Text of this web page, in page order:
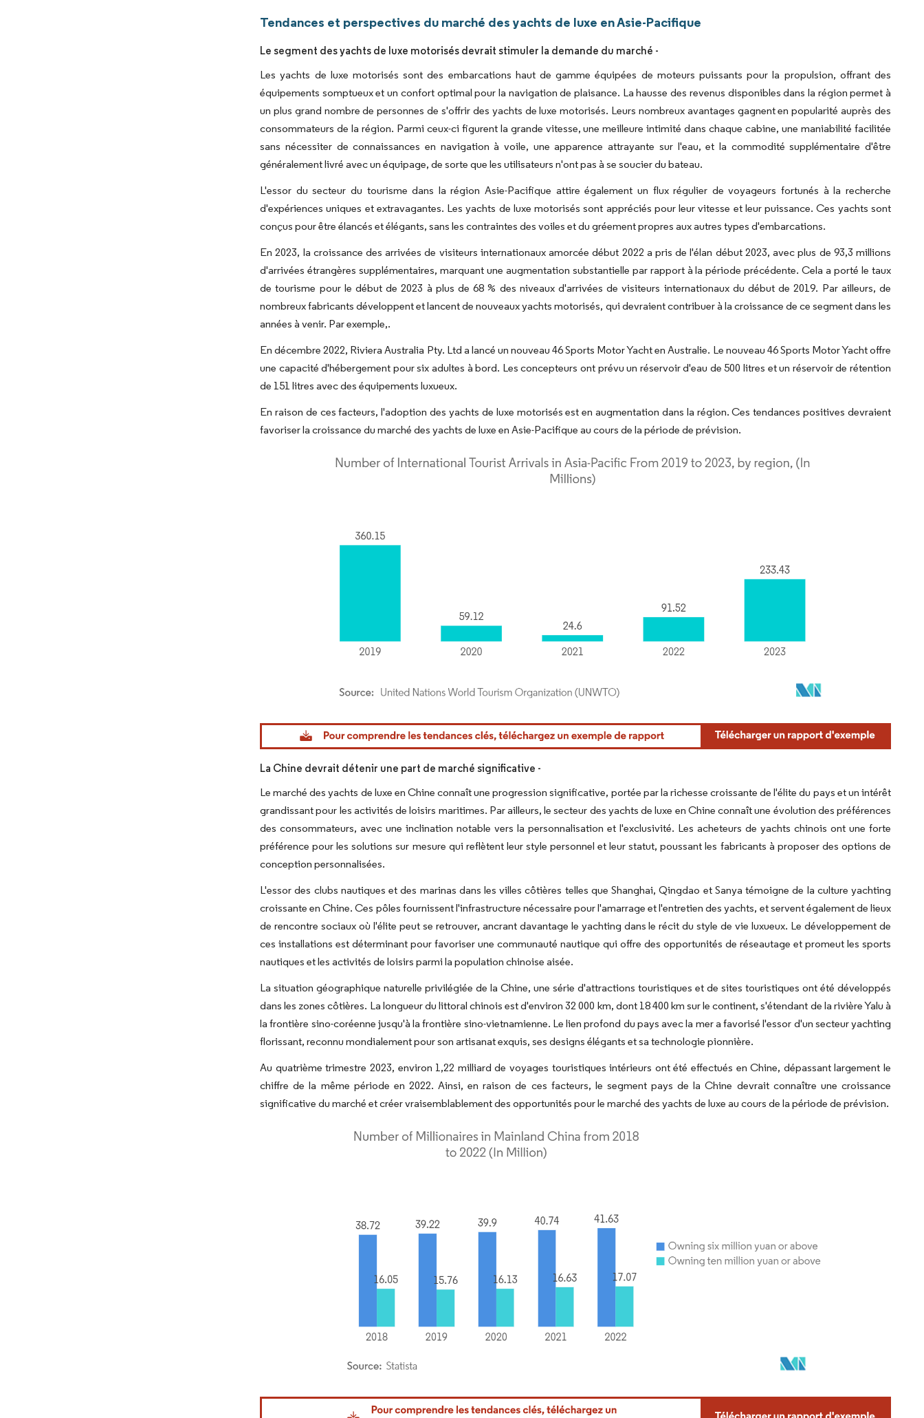
Tendances et perspectives du marché des yachts de luxe en Asie-Pacifique
Le segment des yachts de luxe motorisés devrait stimuler la demande du marché -
Les yachts de luxe motorisés sont des embarcations haut de gamme équipées de moteurs puissants pour la propulsion, offrant des
équipements somptueux et un confort optimal pour la navigation de plaisance. La hausse des revenus disponibles dans la région permet à
un plus grand nombre de personnes de s'offrir des yachts de luxe motorisés. Leurs nombreux avantages gagnent en popularité auprès des
consommateurs de la région. Parmi ceux-ci figurent la grande vitesse, une meilleure intimité dans chaque cabine, une maniabilité facilitée
sans nécessiter de connaissances en navigation à voile, une apparence attrayante sur l'eau, et la commodité supplémentaire d'être
généralement livré avec un équipage, de sorte que les utilisateurs n'ont pas à se soucier du bateau.
L'essor du secteur du tourisme dans la région Asie-Pacifique attire également un flux régulier de voyageurs fortunés à la recherche
d'expériences uniques et extravagantes. Les yachts de luxe motorisés sont appréciés pour leur vitesse et leur puissance. Ces yachts sont
conçus pour être élancés et élégants, sans les contraintes des voiles et du gréement propres aux autres types d'embarcations.
En 2023, la croissance des arrivées de visiteurs internationaux amorcée début 2022 a pris de l'élan début 2023, avec plus de 93,3 millions
d'arrivées étrangères supplémentaires, marquant une augmentation substantielle par rapport à la période précédente. Cela a porté le taux
de tourisme pour le début de 2023 à plus de 68 % des niveaux d'arrivées de visiteurs internationaux du début de 2019. Par ailleurs, de
nombreux fabricants développent et lancent de nouveaux yachts motorisés, qui devraient contribuer à la croissance de ce segment dans les
années à venir. Par exemple,.
En décembre 2022, Riviera Australia Pty. Ltd a lancé un nouveau 46 Sports Motor Yacht en Australie. Le nouveau 46 Sports Motor Yacht offre
une capacité d'hébergement pour six adultes à bord. Les concepteurs ont prévu un réservoir d'eau de 500 litres et un réservoir de rétention
de 151 litres avec des équipements luxueux.
En raison de ces facteurs, l'adoption des yachts de luxe motorisés est en augmentation dans la région. Ces tendances positives devraient
favoriser la croissance du marché des yachts de luxe en Asie-Pacifique au cours de la période de prévision.
Image © Mordor Intelligence. La réutilisation nécessite une attribution sous CC BY 4.0.
La Chine devrait détenir une part de marché significative -
Le marché des yachts de luxe en Chine connaît une progression significative, portée par la richesse croissante de l'élite du pays et un intérêt
grandissant pour les activités de loisirs maritimes. Par ailleurs, le secteur des yachts de luxe en Chine connaît une évolution des préférences
des consommateurs, avec une inclination notable vers la personnalisation et l'exclusivité. Les acheteurs de yachts chinois ont une forte
préférence pour les solutions sur mesure qui reflètent leur style personnel et leur statut, poussant les fabricants à proposer des options de
conception personnalisées.
L'essor des clubs nautiques et des marinas dans les villes côtières telles que Shanghai, Qingdao et Sanya témoigne de la culture yachting
croissante en Chine. Ces pôles fournissent l'infrastructure nécessaire pour l'amarrage et l'entretien des yachts, et servent également de lieux
de rencontre sociaux où l'élite peut se retrouver, ancrant davantage le yachting dans le récit du style de vie luxueux. Le développement de
ces installations est déterminant pour favoriser une communauté nautique qui offre des opportunités de réseautage et promeut les sports
nautiques et les activités de loisirs parmi la population chinoise aisée.
La situation géographique naturelle privilégiée de la Chine, une série d'attractions touristiques et de sites touristiques ont été développés
dans les zones côtières. La longueur du littoral chinois est d'environ 32 000 km, dont 18 400 km sur le continent, s'étendant de la rivière Yalu à
la frontière sino-coréenne jusqu'à la frontière sino-vietnamienne. Le lien profond du pays avec la mer a favorisé l'essor d'un secteur yachting
florissant, reconnu mondialement pour son artisanat exquis, ses designs élégants et sa technologie pionnière.
Au quatrième trimestre 2023, environ 1,22 milliard de voyages touristiques intérieurs ont été effectués en Chine, dépassant largement le
chiffre de la même période en 2022. Ainsi, en raison de ces facteurs, le segment pays de la Chine devrait connaître une croissance
significative du marché et créer vraisemblablement des opportunités pour le marché des yachts de luxe au cours de la période de prévision.
Image © Mordor Intelligence. La réutilisation nécessite une attribution sous CC BY 4.0.